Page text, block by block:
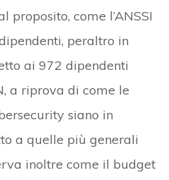
proposito, come l’ANSSI
peraltro in
ai 972 dipendenti
a riprova di come le
siano in
a quelle più generali
inoltre come il budget